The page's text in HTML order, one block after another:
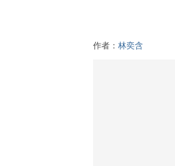
作者：林奕含